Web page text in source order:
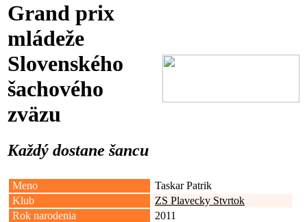
Grand prix
mládeže
Slovenského
šachového
zväzu
Každý dostane šancu
Meno
Taskar Patrik
Klub
ZS Plavecky Stvrtok
Rok narodenia
2011